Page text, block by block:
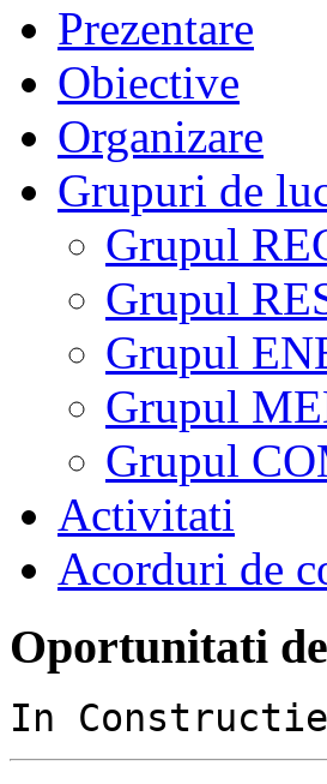
Prezentare
Obiective
Organizare
Grupuri de
Grupul
Grupul
Grupul
Grupul
Grupul
Activitati
Acorduri de
Oportunitati
In Constructie